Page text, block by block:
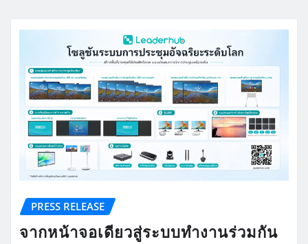
PRESS RELEASE
จากหน้าจอเดียวสู่ระบบทำงานร่วมกัน